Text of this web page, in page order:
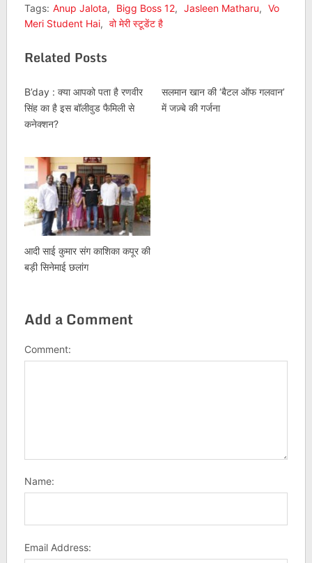
Tags: Anup Jalota, Bigg Boss 12, Jasleen Matharu, Vo
Meri Student Hai, वो मेरी स्टूडेंट है
Related Posts
B’day : क्या आपको पता है रणवीर
सिंह का है इस बॉलीवुड फैमिली से
कनेक्शन?
सलमान खान की ‘बैटल ऑफ गलवान’
में जज़्बे की गर्जना
आदी साई कुमार संग काशिका कपूर की
बड़ी सिनेमाई छलांग
Add a Comment
Comment:
Name:
Email Address: